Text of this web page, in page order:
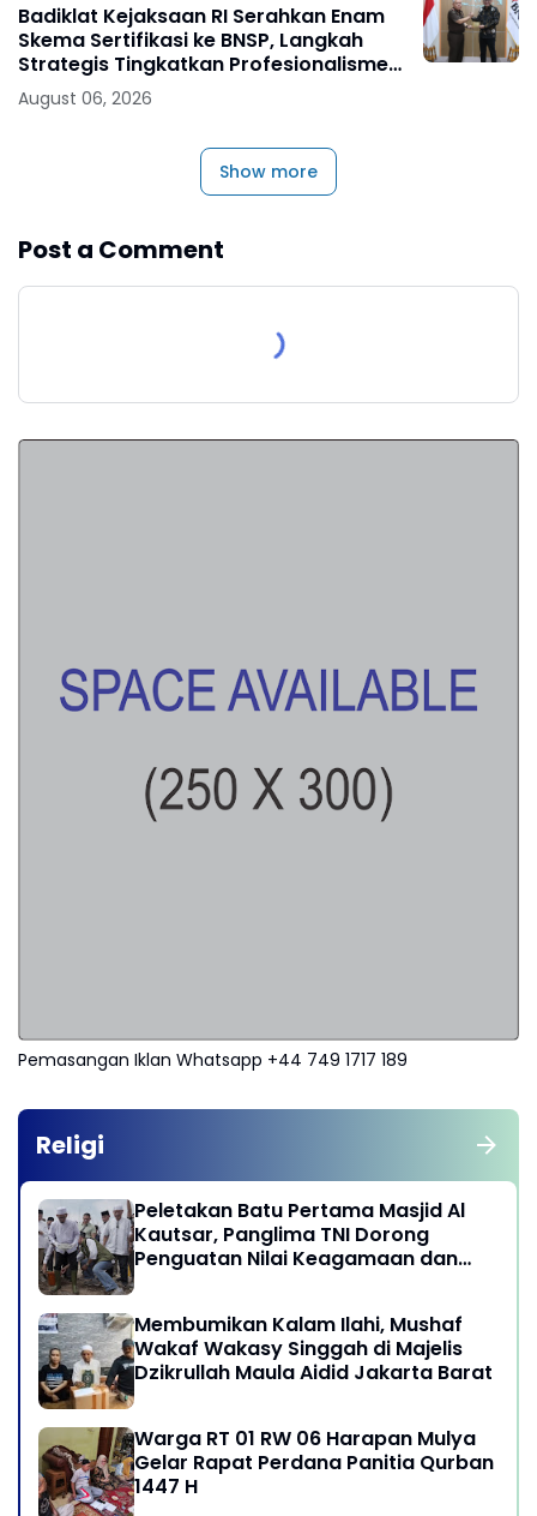
Badiklat Kejaksaan RI Serahkan Enam
Skema Sertifikasi ke BNSP, Langkah
Strategis Tingkatkan Profesionalisme
Jaksa
August 06, 2026
Show more
Post a Comment
Pemasangan Iklan Whatsapp +44 749 1717 189
Religi
Peletakan Batu Pertama Masjid Al
Kautsar, Panglima TNI Dorong
Penguatan Nilai Keagamaan dan
Membumikan Kalam Ilahi, Mushaf
Wakaf Wakasy Singgah di Majelis
Dzikrullah Maula Aidid Jakarta Barat
Warga RT 01 RW 06 Harapan Mulya
Gelar Rapat Perdana Panitia Qurban
1447 H